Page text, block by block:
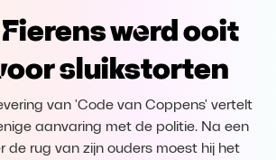
Edge Download
Download
werd ooit
sluikstorten
van 'Code van Coppens' vertelt
aanvaring met de politie. Na een
de rug van zijn ouders moest hij het